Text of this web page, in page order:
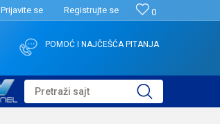
0
Prijavite se Registrujte se
POMOĆ I NAJČEŠĆA PITANJA
Pretraži sajt